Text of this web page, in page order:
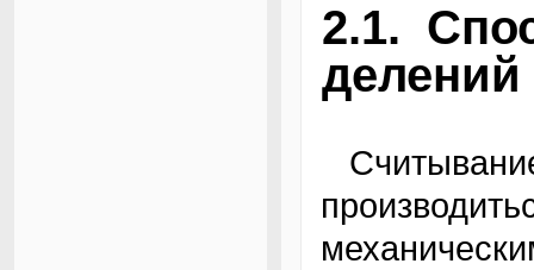
2.1.
делений
Считывание делений диска может